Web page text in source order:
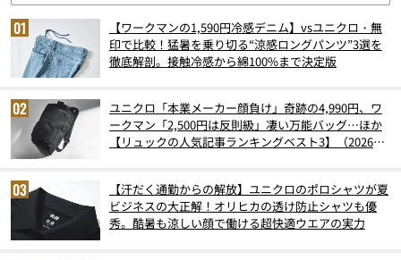
【ワークマンの1,590円冷感デニム】vsユニクロ・無
印で比較！猛暑を乗り切る“涼感ロングパンツ”3選を
徹底解剖。接触冷感から綿100%まで決定版
ユニクロ「本業メーカー顔負け」奇跡の4,990円、ワ
ークマン「2,500円は反則級」凄い万能バッグ…ほか
【リュックの人気記事ランキングベスト3】（2026年
【汗だく通勤からの解放】ユニクロのポロシャツが夏
ビジネスの大正解！オリヒカの透け防止シャツも優
秀。酷暑も涼しい顔で働ける超快適ウエアの実力